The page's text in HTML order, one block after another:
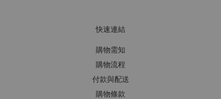
快速連結
購物需知
購物流程
付款與配送
購物條款